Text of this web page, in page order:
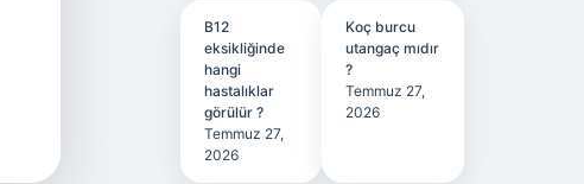
B12
eksikliğinde
hangi
hastalıklar
görülür ?
Temmuz 27,
2026
Koç burcu
utangaç mıdır
?
Temmuz 27,
2026